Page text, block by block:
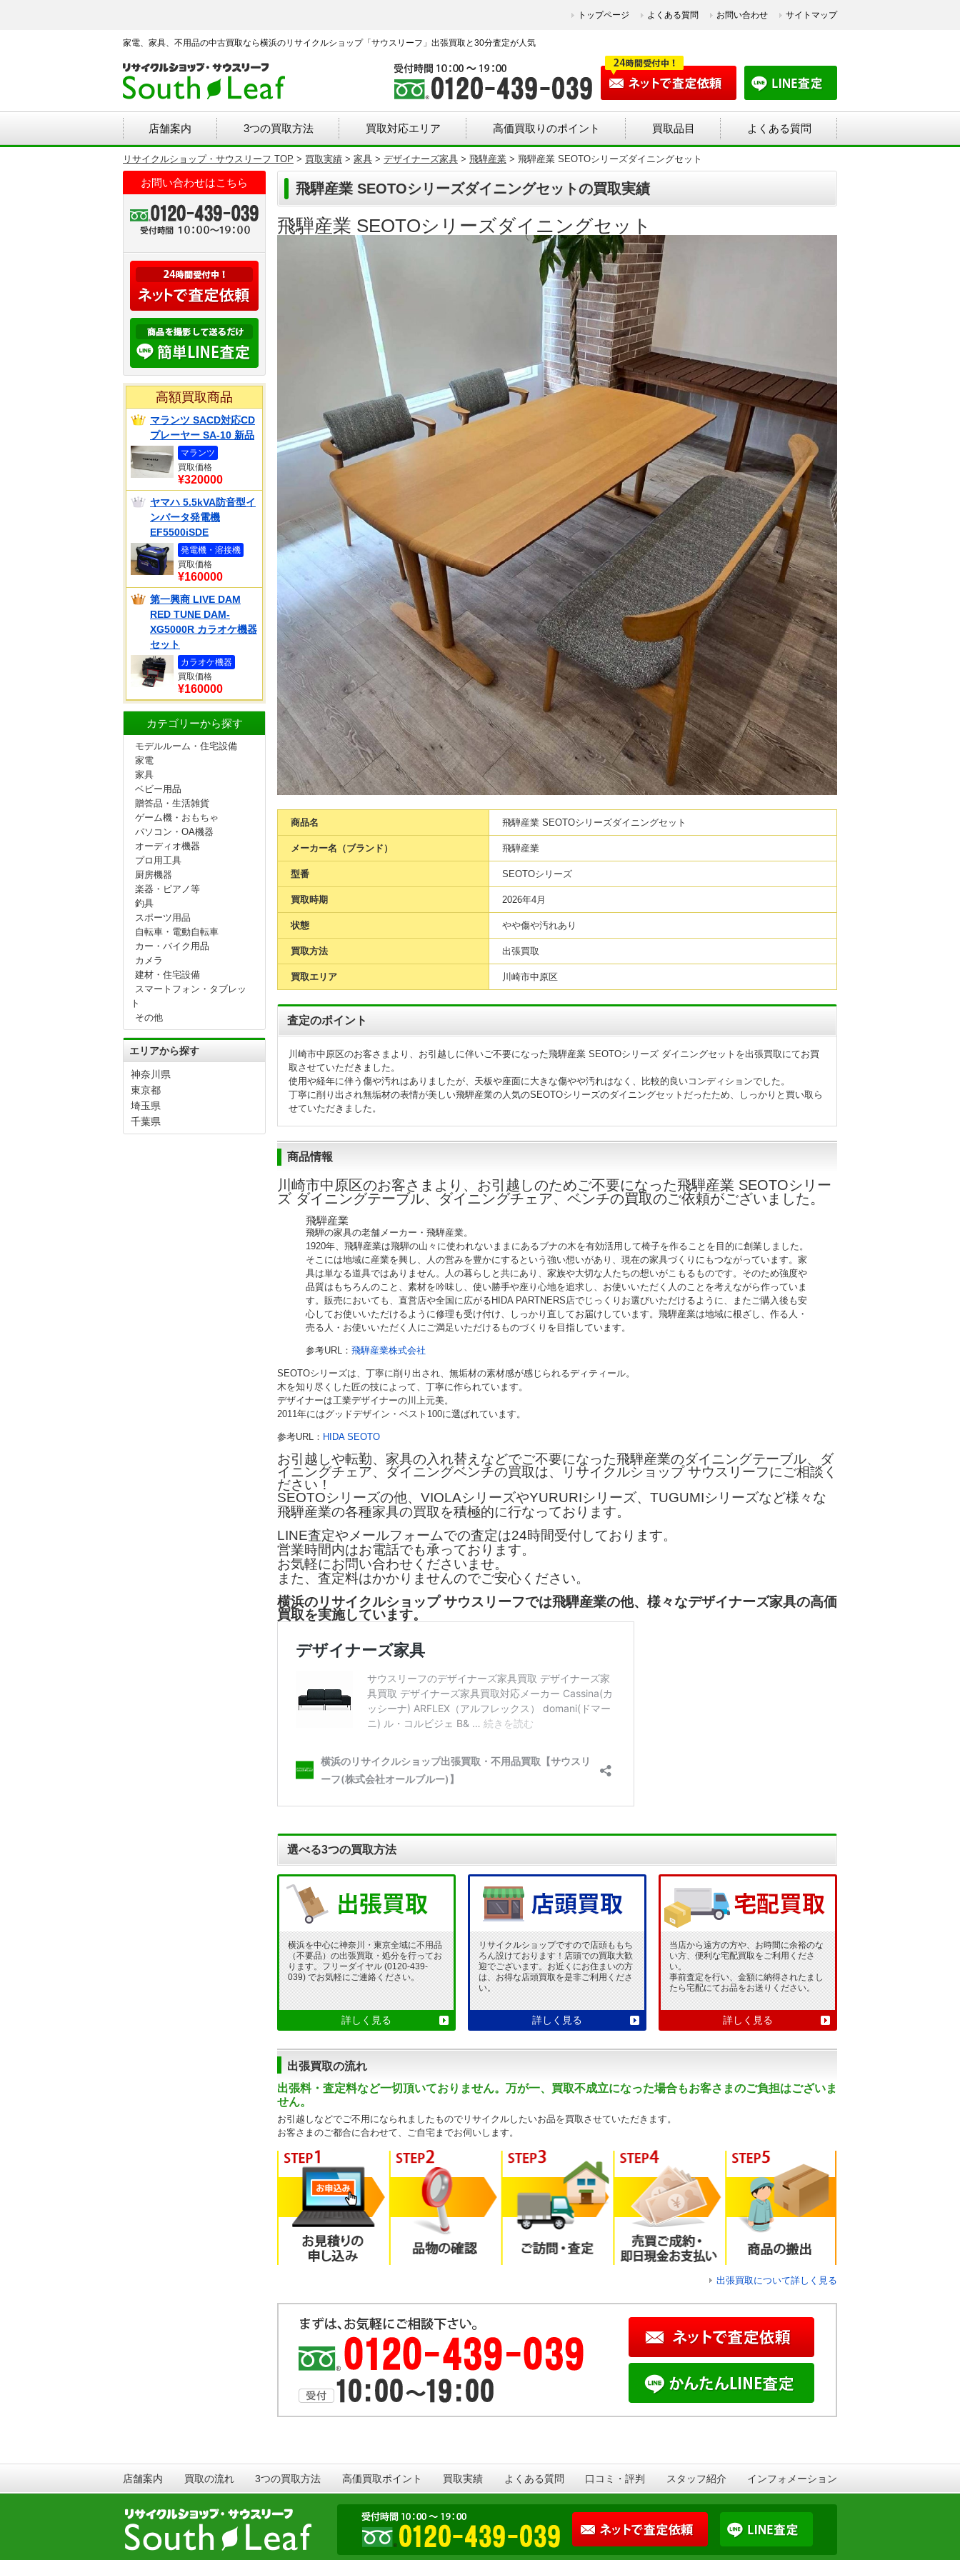
トップページ よくある質問 お問い合わせ サイトマップ
家電、家具、不用品の中古買取なら横浜のリサイクルショップ「サウスリーフ」出張買取と30分査定が人気
店舗案内 3つの買取方法 買取対応エリア 高価買取りのポイント 買取品目 よくある質問
リサイクルショップ・サウスリーフ TOP > 買取実績 > 家具 > デザイナーズ家具 > 飛騨産業 > 飛騨産業 SEOTOシリーズダイニングセット
飛騨産業 SEOTOシリーズダイニングセットの買取実績
飛騨産業 SEOTOシリーズダイニングセット
商品名 飛騨産業 SEOTOシリーズダイニングセット
メーカー名（ブランド） 飛騨産業
型番 SEOTOシリーズ
買取時期 2026年4月
状態 やや傷や汚れあり
買取方法 出張買取
買取エリア 川崎市中原区
査定のポイント
川崎市中原区のお客さまより、お引越しに伴いご不要になった飛騨産業 SEOTOシリーズ ダイニングセットを出張買取にてお買
取させていただきました。
使用や経年に伴う傷や汚れはありましたが、天板や座面に大きな傷やや汚れはなく、比較的良いコンディションでした。
丁寧に削り出され無垢材の表情が美しい飛騨産業の人気のSEOTOシリーズのダイニングセットだったため、しっかりと買い取ら
せていただきました。
商品情報
川崎市中原区のお客さまより、お引越しのためご不要になった飛騨産業 SEOTOシリー
ズ ダイニングテーブル、ダイニングチェア、ベンチの買取のご依頼がございました。
飛騨産業
飛騨の家具の老舗メーカー・飛騨産業。
1920年、飛騨産業は飛騨の山々に使われないままにあるブナの木を有効活用して椅子を作ることを目的に創業しました。
そこには地域に産業を興し、人の営みを豊かにするという強い想いがあり、現在の家具づくりにもつながっています。家
具は単なる道具ではありません。人の暮らしと共にあり、家族や大切な人たちの想いがこもるものです。そのため強度や
品質はもちろんのこと、素材を吟味し、使い勝手や座り心地を追求し、お使いいただく人のことを考えながら作っていま
す。販売においても、直営店や全国に広がるHIDA PARTNERS店でじっくりお選びいただけるように、またご購入後も安
心してお使いいただけるように修理も受け付け、しっかり直してお届けしています。飛騨産業は地域に根ざし、作る人・
売る人・お使いいただく人にご満足いただけるものづくりを目指しています。
参考URL： 飛騨産業株式会社
SEOTOシリーズは、丁寧に削り出され、無垢材の素材感が感じられるディティール。
木を知り尽くした匠の技によって、丁寧に作られています。
デザイナーは工業デザイナーの川上元美。
2011年にはグッドデザイン・ベスト100に選ばれています。
参考URL： HIDA SEOTO
お引越しや転勤、家具の入れ替えなどでご不要になった飛騨産業のダイニングテーブル、ダ
イニングチェア、ダイニングベンチの買取は、リサイクルショップ サウスリーフにご相談く
ださい！
SEOTOシリーズの他、VIOLAシリーズやYURURIシリーズ、TUGUMIシリーズなど様々な
飛騨産業の各種家具の買取を積極的に行なっております。
LINE査定やメールフォームでの査定は24時間受付しております。
営業時間内はお電話でも承っております。
お気軽にお問い合わせくださいませ。
また、査定料はかかりませんのでご安心ください。
横浜のリサイクルショップ サウスリーフでは飛騨産業の他、様々なデザイナーズ家具の高価
買取を実施しています。
選べる3つの買取方法
横浜を中心に神奈川・東京全域に不用品
（不要品）の出張買取・処分を行ってお
ります。フリーダイヤル (0120-439-
039) でお気軽にご連絡ください。
詳しく見る
リサイクルショップですので店頭ももち
ろん設けております！店頭での買取大歓
迎でございます。お近くにお住まいの方
は、お得な店頭買取を是非ご利用くださ
い。
詳しく見る
当店から遠方の方や、お時間に余裕のな
い方、便利な宅配買取をご利用くださ
い。
事前査定を行い、金額に納得されたまし
たら宅配にてお品をお送りください。
詳しく見る
出張買取の流れ
出張料・査定料など一切頂いておりません。万が一、買取不成立になった場合もお客さまのご負担はございま
せん。
お引越しなどでご不用になられましたものでリサイクルしたいお品を買取させていただきます。
お客さまのご都合に合わせて、ご自宅までお伺いします。
出張買取について詳しく見る
お問い合わせはこちら
高額買取商品
マランツ SACD対応CD
プレーヤー SA-10 新品
マランツ
買取価格
¥320000
ヤマハ 5.5kVA防音型イ
ンバータ発電機
EF5500iSDE
発電機・溶接機
買取価格
¥160000
第一興商 LIVE DAM
RED TUNE DAM-
XG5000R カラオケ機器
セット
カラオケ機器
買取価格
¥160000
カテゴリーから探す
モデルルーム・住宅設備
家電
家具
ベビー用品
贈答品・生活雑貨
ゲーム機・おもちゃ
パソコン・OA機器
オーディオ機器
プロ用工具
厨房機器
楽器・ピアノ等
釣具
スポーツ用品
自転車・電動自転車
カー・バイク用品
カメラ
建材・住宅設備
スマートフォン・タブレッ
ト
その他
エリアから探す
神奈川県
東京都
埼玉県
千葉県
店舗案内 買取の流れ 3つの買取方法 高価買取ポイント 買取実績 よくある質問 口コミ・評判 スタッフ紹介 インフォメーション